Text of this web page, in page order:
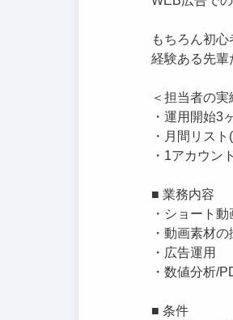
もちろん初心
経験ある先輩
＜担当者の実
・運用開始3
・月間リス
・1アカウン
■ 業務内容
・ショート
・動画素材の
・広告運用
・数値分析/
■ 条件